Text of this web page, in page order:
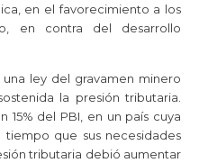
en el favorecimiento a los
en contra del desarrollo
ley del gravamen minero
la presión tributaria.
15% del PBI, en un país cuya
que sus necesidades
tributaria debió aumentar